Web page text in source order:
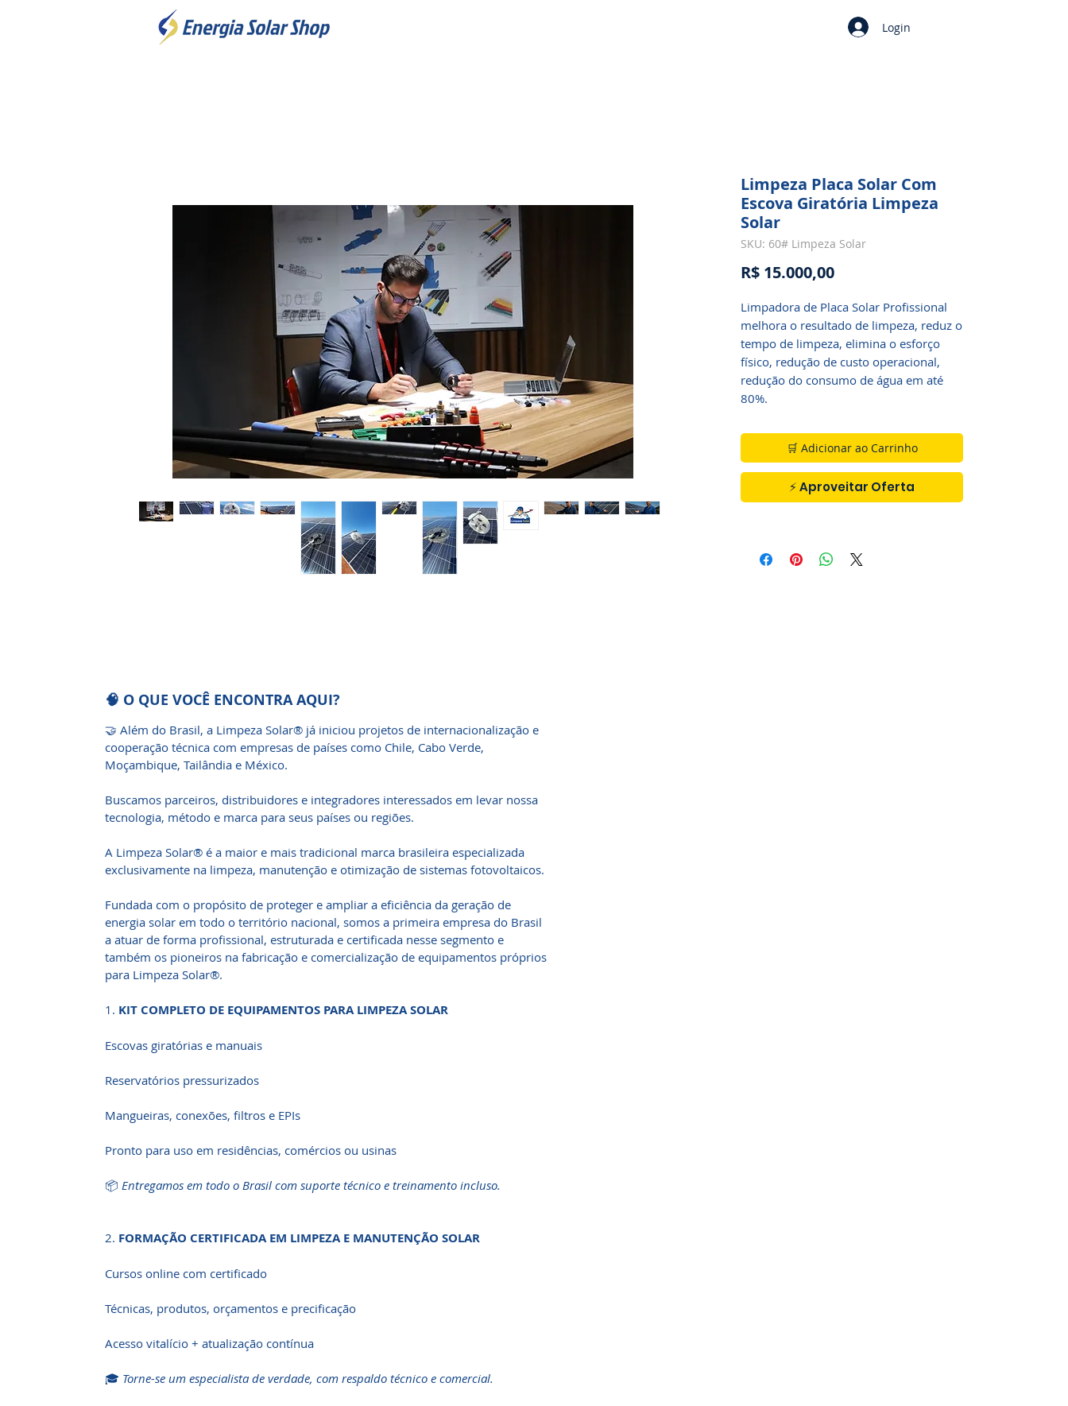
Login
Limpeza Placa Solar Com
Escova Giratória Limpeza
Solar
SKU: 60# Limpeza Solar
R$ 15.000,00Preço
Limpadora de Placa Solar Profissional
melhora o resultado de limpeza, reduz o
tempo de limpeza, elimina o esforço
físico, redução de custo operacional,
redução do consumo de água em até
80%.
🛒 Adicionar ao Carrinho
⚡ Aproveitar Oferta
🧠 O QUE VOCÊ ENCONTRA AQUI?
🤝 Além do Brasil, a Limpeza Solar® já iniciou projetos de internacionalização e
cooperação técnica com empresas de países como Chile, Cabo Verde,
Moçambique, Tailândia e México.
Buscamos parceiros, distribuidores e integradores interessados em levar nossa
tecnologia, método e marca para seus países ou regiões.
A Limpeza Solar® é a maior e mais tradicional marca brasileira especializada
exclusivamente na limpeza, manutenção e otimização de sistemas fotovoltaicos.
Fundada com o propósito de proteger e ampliar a eficiência da geração de
energia solar em todo o território nacional, somos a primeira empresa do Brasil
a atuar de forma profissional, estruturada e certificada nesse segmento e
também os pioneiros na fabricação e comercialização de equipamentos próprios
para Limpeza Solar®.
1. KIT COMPLETO DE EQUIPAMENTOS PARA LIMPEZA SOLAR
Escovas giratórias e manuais
Reservatórios pressurizados
Mangueiras, conexões, filtros e EPIs
Pronto para uso em residências, comércios ou usinas
📦 Entregamos em todo o Brasil com suporte técnico e treinamento incluso.
2. FORMAÇÃO CERTIFICADA EM LIMPEZA E MANUTENÇÃO SOLAR
Cursos online com certificado
Técnicas, produtos, orçamentos e precificação
Acesso vitalício + atualização contínua
🎓 Torne-se um especialista de verdade, com respaldo técnico e comercial.